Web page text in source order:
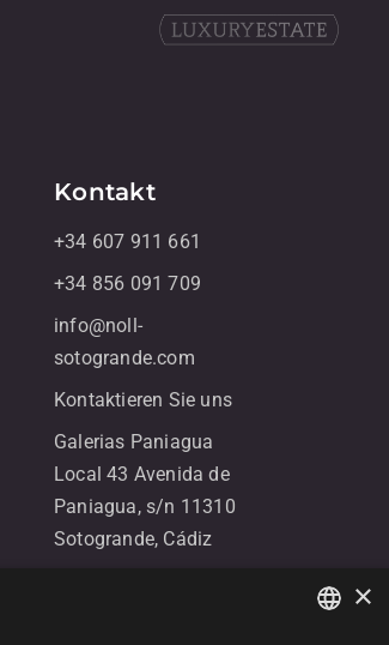
Kontakt
+34 607 911 661
+34 856 091 709
info@noll-
sotogrande.com
Kontaktieren Sie uns
Galerias Paniagua
Local 43 Avenida de
Paniagua, s/n 11310
Sotogrande, Cádiz
×